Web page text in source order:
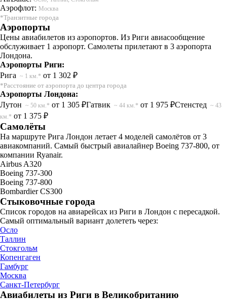
Аэрофлот: Москва
*Транзитные города
Аэропорты
Цены авиабилетов из аэропортов. Из Риги авиасообщение
обслуживает 1 аэропорт. Самолеты прилетают в 3 аэропорта
Лондона.
Аэропорты Риги:
Рига ~ 1 км.* от 1 302 ₽
*Расстояние от аэропорта до центра города
Аэропорты Лондона:
Лутон ~ 50 км.* от 1 305 ₽Гатвик ~ 44 км.* от 1 975 ₽Стенстед ~ 43
км.* от 1 375 ₽
Самолёты
На маршруте Рига Лондон летает 4 моделей самолётов от 3
авиакомпаний. Самый быстрый авиалайнер Boeing 737-800, от
компании Ryanair.
Airbus A320
Boeing 737-300
Boeing 737-800
Bombardier CS300
Стыковочные города
Список городов на авиарейсах из Риги в Лондон с пересадкой.
Самый оптимальный вариант долететь через:
Осло
Таллин
Стокгольм
Копенгаген
Гамбург
Москва
Санкт-Петербург
Авиабилеты из Риги в Великобританию